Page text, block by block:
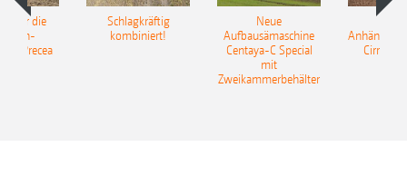
für die
Precea
Schlagkräftig
kombiniert!
Neue
Aufbausämaschine
Centaya-C Special
mit
Zweikammerbehälter
Cirrus